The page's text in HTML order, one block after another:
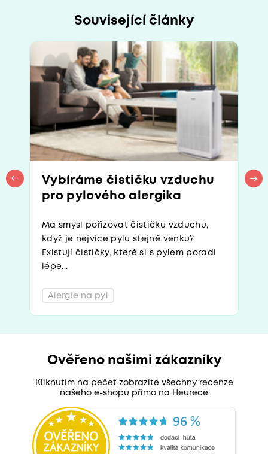
Související články
Vybíráme čističku vzduchu
pro pylového alergika
Má smysl pořizovat čističku vzduchu,
když je nejvíce pylu stejně venku?
Existují čističky, které si s pylem poradí
lépe...
Alergie na pyl
Ověřeno našimi zákazníky
Kliknutím na pečeť zobrazíte všechny recenze
našeho e-shopu přímo na Heurece